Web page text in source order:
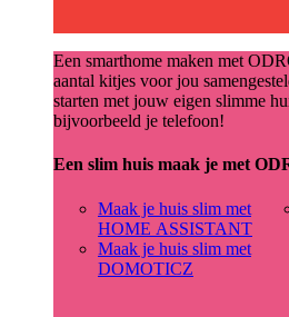
Een smarthome maken met
aantal kitjes voor jou
starten met jouw eigen slimme
bijvoorbeeld je telefoon!
Een slim huis maak je met
Maak je huis slim met
HOME ASSISTANT
Maak je huis slim met
DOMOTICZ